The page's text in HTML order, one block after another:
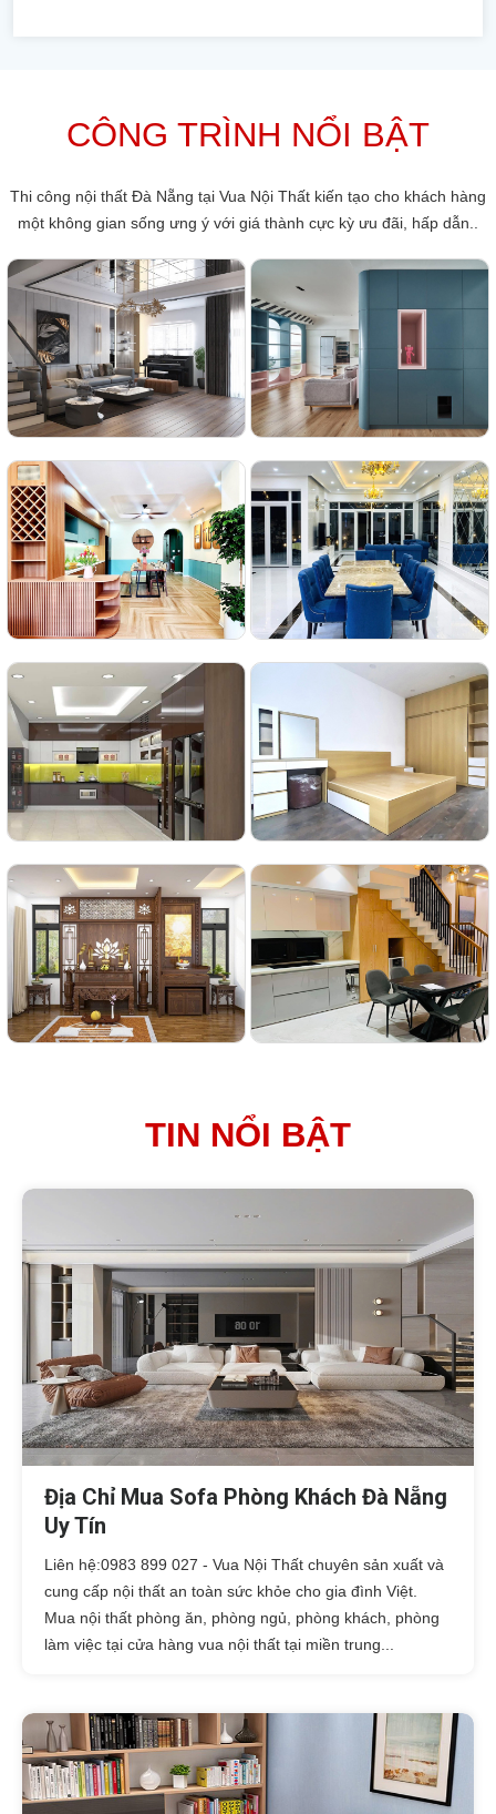
CÔNG TRÌNH NỔI BẬT
Thi công nội thất Đà Nẵng tại Vua Nội Thất kiến tạo cho khách hàng
một không gian sống ưng ý với giá thành cực kỳ ưu đãi, hấp dẫn..
TIN NỔI BẬT
Địa Chỉ Mua Sofa Phòng Khách Đà Nẵng
Uy Tín
Liên hệ:0983 899 027 - Vua Nội Thất chuyên sản xuất và
cung cấp nội thất an toàn sức khỏe cho gia đình Việt.
Mua nội thất phòng ăn, phòng ngủ, phòng khách, phòng
làm việc tại cửa hàng vua nội thất tại miền trung...